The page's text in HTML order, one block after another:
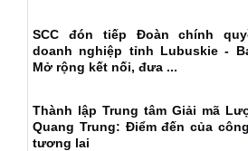
SCC đón tiếp Đoàn chính
doanh nghiệp tỉnh Lubuskie -
Mở rộng kết nối, đưa ...
Thành lập Trung tâm Giải mã
Quang Trung: Điểm đến của
tương lai